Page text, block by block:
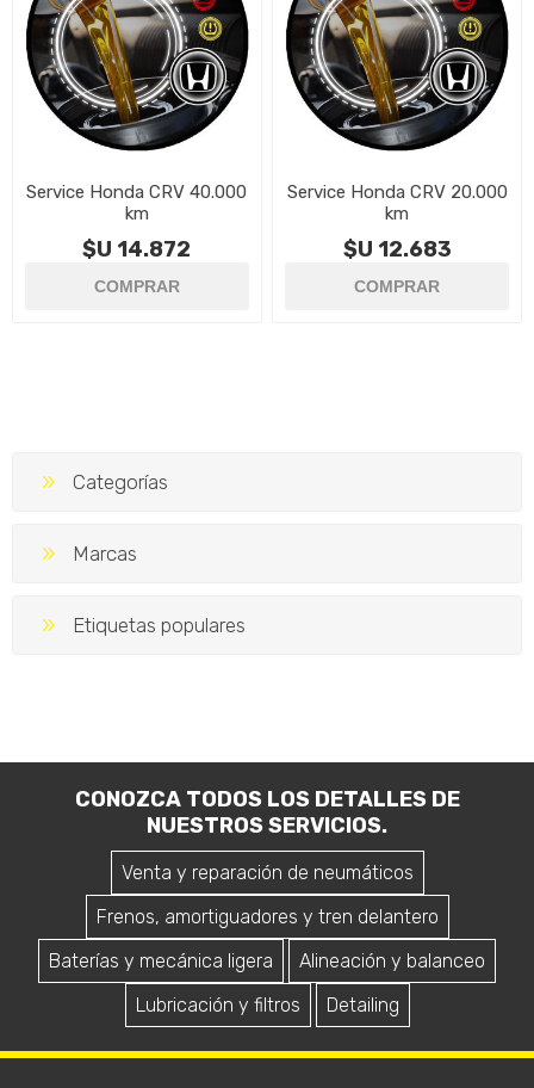
Service Honda CRV 40.000
km
$U 14.872
Service Honda CRV 20.000
km
$U 12.683
Categorías
Marcas
Etiquetas populares
CONOZCA TODOS LOS DETALLES DE
NUESTROS SERVICIOS.
Venta y reparación de neumáticos
Frenos, amortiguadores y tren delantero
Baterías y mecánica ligera
Alineación y balanceo
Lubricación y filtros
Detailing